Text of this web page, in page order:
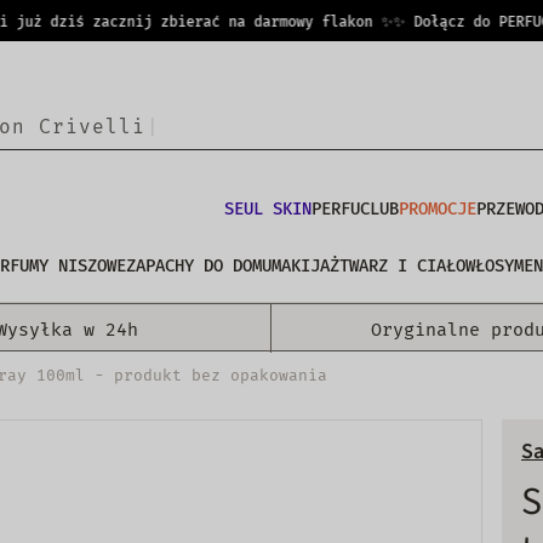
już dziś zacznij zbierać na darmowy flakon ✨✨ Dołącz do
on
SEUL SKINPERFUCLUBPROMOCJE
NISZOWEZAPACHY DO DOMUMAKIJAŻTWARZ I CIAŁOWŁOSYMEN
w 24h Oryginalne
100ml - produkt bez opakowania